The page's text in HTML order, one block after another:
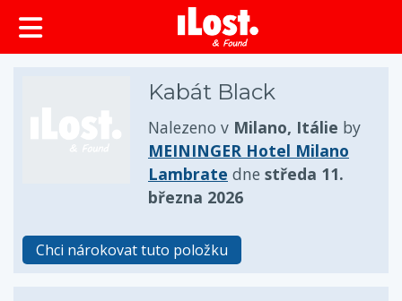
obsah
Kabát Black
Nalezeno v Milano, Itálie by
MEININGER Hotel Milano
Lambrate dne středa 11.
března 2026
Chci nárokovat tuto položku